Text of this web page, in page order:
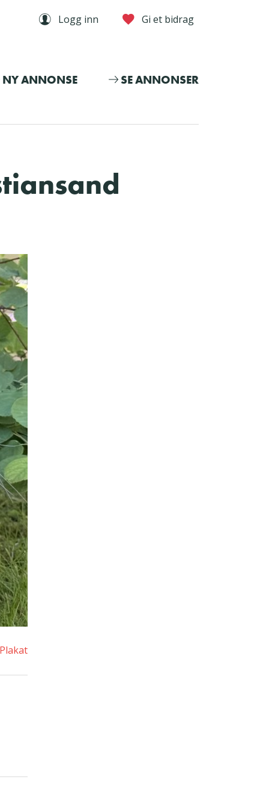
Logg inn Gi et bidrag
NY ANNONSE SE ANNONSER
Plakat